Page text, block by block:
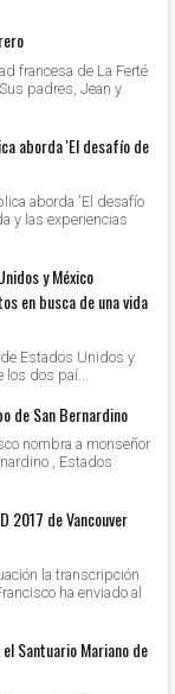
francesa de La Ferté
padres, Jean y
aborda 'El desafío de
aborda 'El desafío
y las experiencias
y México
en busca de una vida
Estados Unidos y
dos paí...
de San Bernardino
nombra a monseñor
, Estados
2017 de Vancouver
la transcripción
ha enviado al
Santuario Mariano de